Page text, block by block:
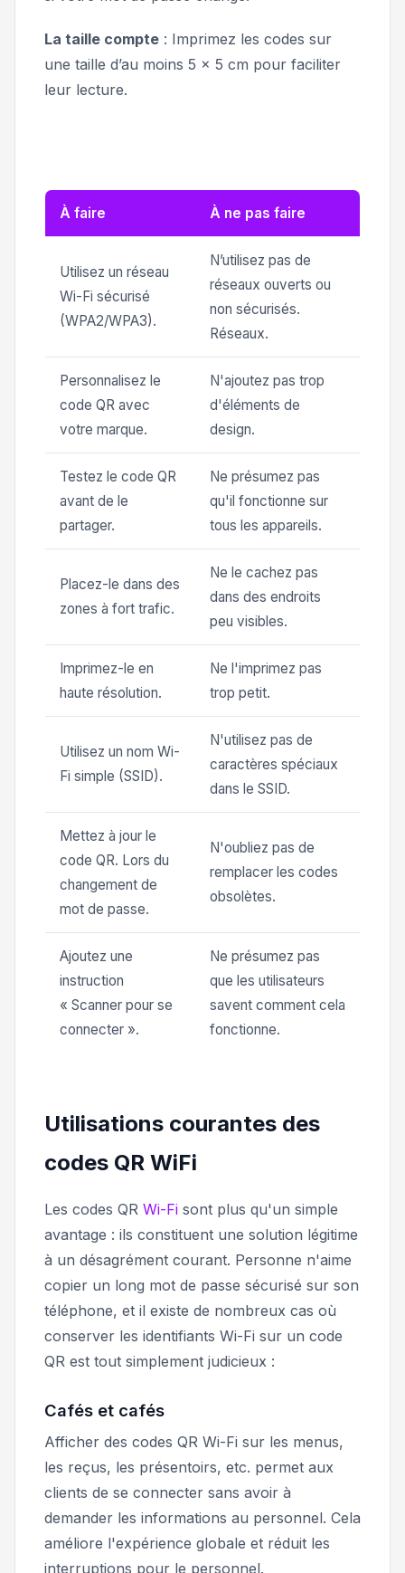
La taille compte : Imprimez les codes sur
une taille d’au moins 5 x 5 cm pour faciliter
leur lecture.
À faire À ne pas faire
Utilisez un réseau
Wi-Fi sécurisé
(WPA2/WPA3).
N’utilisez pas de
réseaux ouverts ou
non sécurisés.
Réseaux.
Personnalisez le
code QR avec
votre marque.
N'ajoutez pas trop
d'éléments de
design.
Testez le code QR
avant de le
partager.
Ne présumez pas
qu'il fonctionne sur
tous les appareils.
Placez-le dans des
zones à fort trafic.
Ne le cachez pas
dans des endroits
peu visibles.
Imprimez-le en
haute résolution.
Ne l'imprimez pas
trop petit.
Utilisez un nom Wi-
Fi simple (SSID).
N'utilisez pas de
caractères spéciaux
dans le SSID.
Mettez à jour le
code QR. Lors du
changement de
mot de passe.
N'oubliez pas de
remplacer les codes
obsolètes.
Ajoutez une
instruction
« Scanner pour se
connecter ».
Ne présumez pas
que les utilisateurs
savent comment cela
fonctionne.
Utilisations courantes des
codes QR WiFi
Les codes QR Wi-Fi sont plus qu'un simple
avantage : ils constituent une solution légitime
à un désagrément courant. Personne n'aime
copier un long mot de passe sécurisé sur son
téléphone, et il existe de nombreux cas où
conserver les identifiants Wi-Fi sur un code
QR est tout simplement judicieux :
Cafés et cafés
Afficher des codes QR Wi-Fi sur les menus,
les reçus, les présentoirs, etc. permet aux
clients de se connecter sans avoir à
demander les informations au personnel. Cela
améliore l'expérience globale et réduit les
interruptions pour le personnel.